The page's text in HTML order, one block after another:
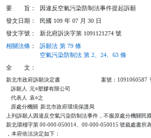
要
旨：
因違反空氣污染防制法事件提起訴願
發文日期：
民國 109 年 07 月 30 日
發文字號：
新北府訴決字第 1091121274 號
相關法條 ：
訴願法 第 79 條
空氣污染防制法 第 2、24、63 條
全
文：
新北市政府訴願決定書                                  案號：1091060587
    訴願人  元○塑膠有限公司
    代表人  袁○之
    原處分機關  新北市政府環境保護局
上列訴願人因違反空氣污染防制法事件，不服原處分機關民
新北環稽字第 00-000-050014、00-000-050015 號裁處書所
，本府依法決定如下：